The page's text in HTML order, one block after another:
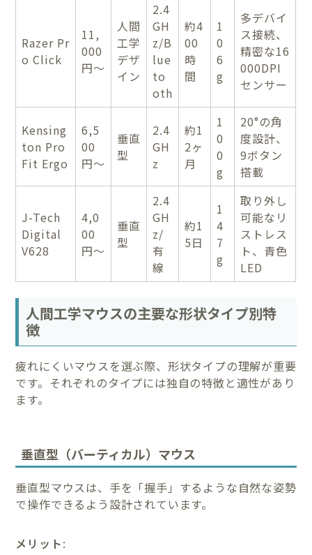
Razer Pr
o Click
11,
000
円〜
人間
工学
デザ
イン
2.4
GH
z/B
lue
to
oth
約4
00
時
間
1
0
6
g
多デバイ
ス接続、
精密な16
000DPI
センサー
Kensing
ton Pro
Fit Ergo
6,5
00
円〜
垂直
型
2.4
GH
z
約1
2ヶ
月
1
0
0
g
20°の角
度設計、
9ボタン
搭載
J-Tech
Digital
V628
4,0
00
円〜
垂直
型
2.4
GH
z/
有
線
約1
5日
1
4
7
g
取り外し
可能なリ
ストレス
ト、青色
LED
人間工学マウスの主要な形状タイプ別特
徴
疲れにくいマウスを選ぶ際、形状タイプの理解が重要
です。それぞれのタイプには独自の特徴と適性があり
ます。
垂直型（バーティカル）マウス
垂直型マウスは、手を「握手」するような自然な姿勢
で操作できるよう設計されています。
メリット: